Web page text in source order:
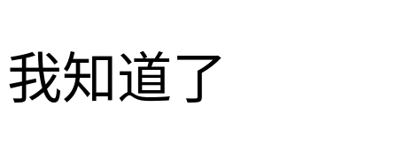
我知道了